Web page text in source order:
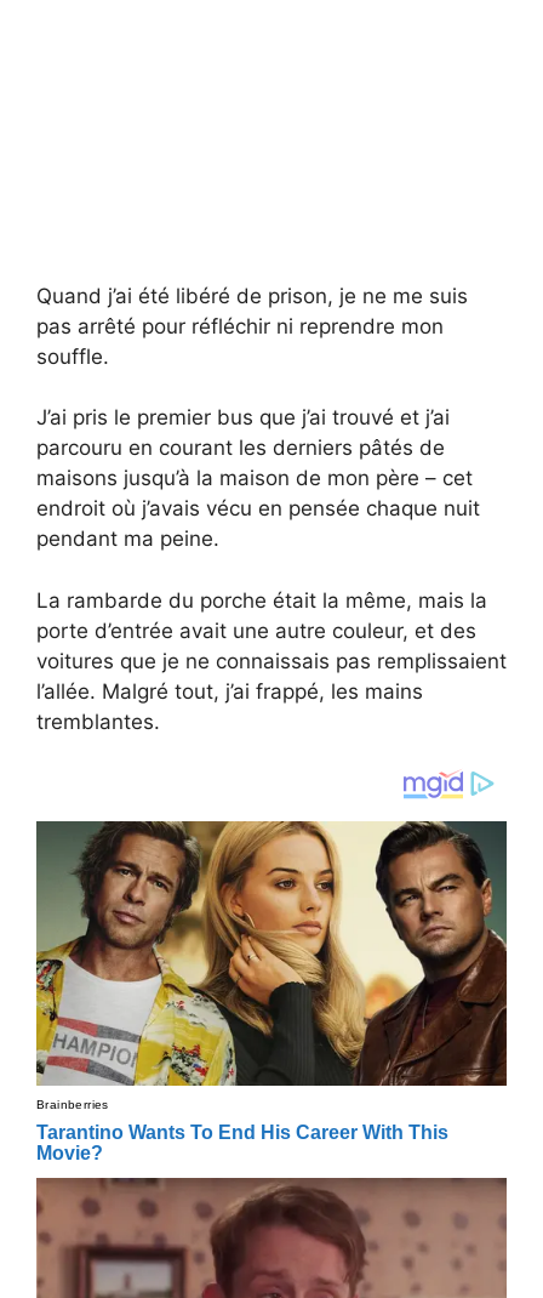
Quand j’ai été libéré de prison, je ne me suis
pas arrêté pour réfléchir ni reprendre mon
souffle.
J’ai pris le premier bus que j’ai trouvé et j’ai
parcouru en courant les derniers pâtés de
maisons jusqu’à la maison de mon père – cet
endroit où j’avais vécu en pensée chaque nuit
pendant ma peine.
La rambarde du porche était la même, mais la
porte d’entrée avait une autre couleur, et des
voitures que je ne connaissais pas remplissaient
l’allée. Malgré tout, j’ai frappé, les mains
tremblantes.